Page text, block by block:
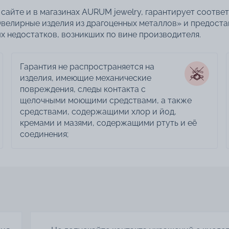
и в магазинах AURUM jewelry, гарантирует
изделия из драгоценных металлов» и
возникших по вине производителя.
Гарантия не распространяется на
изделия, имеющие механические
повреждения, следы контакта с
щелочными моющими средствами, а также
средствами, содержащими хлор и йод,
кремами и мазями, содержащими ртуть и её
соединения;